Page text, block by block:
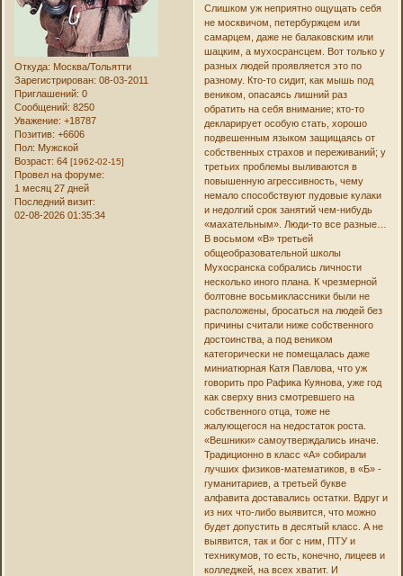
Откуда: Москва/Тольятти
Зарегистрирован: 08-03-2011
Приглашений: 0
Сообщений: 8250
Уважение: +18787
Позитив: +6606
Пол: Мужской
Возраст: 64[1962-02-15]
Провел на форуме:
1 месяц 27 дней
Последний визит:
02-08-2026 01:35:34
Слишком уж неприятно ощущать себя
не москвичом, петербуржцем или
самарцем, даже не балаковским или
шацким, а мухосрансцем. Вот только у
разных людей проявляется это по
разному. Кто-то сидит, как мышь под
веником, опасаясь лишний раз
обратить на себя внимание; кто-то
декларирует особую стать, хорошо
подвешенным языком защищаясь от
собственных страхов и переживаний; у
третьих проблемы выливаются в
повышенную агрессивность, чему
немало способствуют пудовые кулаки
и недолгий срок занятий чем-нибудь
«махательным». Люди-то все разные…
В восьмом «В» третьей
общеобразовательной школы
Мухосранска собрались личности
несколько иного плана. К чрезмерной
болтовне восьмиклассники были не
расположены, бросаться на людей без
причины считали ниже собственного
достоинства, а под веником
категорически не помещалась даже
миниатюрная Катя Павлова, что уж
говорить про Рафика Куянова, уже год
как сверху вниз смотревшего на
собственного отца, тоже не
жалующегося на недостаток роста.
«Вешники» самоутверждались иначе.
Традиционно в класс «А» собирали
лучших физиков-математиков, в «Б» -
гуманитариев, а третьей букве
алфавита доставались остатки. Вдруг и
из них что-либо выявится, что можно
будет допустить в десятый класс. А не
выявится, так и бог с ним, ПТУ и
техникумов, то есть, конечно, лицеев и
колледжей, на всех хватит. И